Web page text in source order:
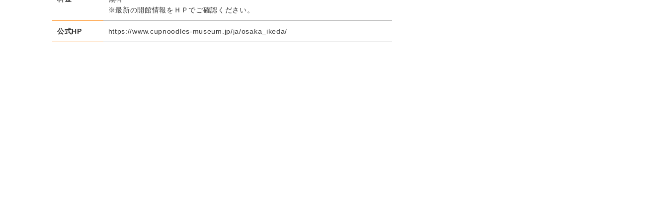
※最新の開館情報をＨＰでご確認ください。
公式HP https://www.cupnoodles-museum.jp/ja/osaka_ikeda/